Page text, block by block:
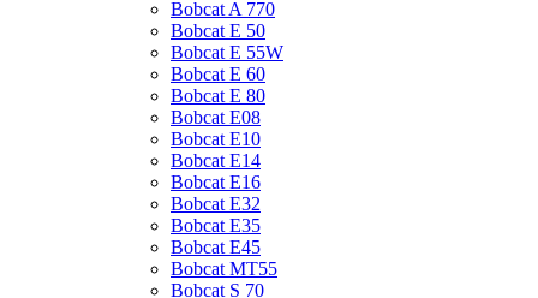
Bobcat A 770
Bobcat E 50
Bobcat E 55W
Bobcat E 60
Bobcat E 80
Bobcat E08
Bobcat E10
Bobcat E14
Bobcat E16
Bobcat E32
Bobcat E35
Bobcat E45
Bobcat MT55
Bobcat S 70